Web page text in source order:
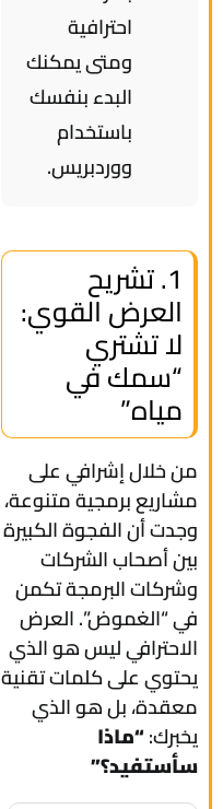
احترافية
ومتى يمكنك
البدء بنفسك
باستخدام
ووردبريس.
1. تشريح
العرض القوي:
لا تشتري
“سمك في
مياه”
من خلال إشرافي على
مشاريع برمجية متنوعة،
وجدت أن الفجوة الكبيرة
بين أصحاب الشركات
وشركات البرمجة تكمن
في “الغموض”. العرض
الاحترافي ليس هو الذي
يحتوي على كلمات تقنية
معقدة، بل هو الذي
يخبرك:“ماذا
سأستفيد؟”